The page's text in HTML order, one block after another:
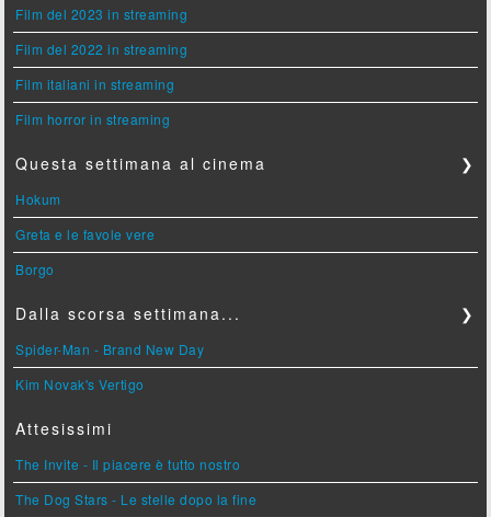
Film del 2023 in streaming
Film del 2022 in streaming
Film italiani in streaming
Film horror in streaming
Questa settimana al cinema ❯
Hokum
Greta e le favole vere
Borgo
Dalla scorsa settimana... ❯
Spider-Man - Brand New Day
Kim Novak's Vertigo
Attesissimi
The Invite - Il piacere è tutto nostro
The Dog Stars - Le stelle dopo la fine